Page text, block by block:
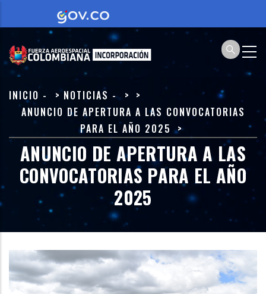
al
contenido
principal
SOBRESCRIBIR
ENLACES
DE
AYUDA
LA
NAVEGACIÓN
INICIO - NOTICIAS -
ANUNCIO DE APERTURA A LAS CONVOCATORIAS
PARA EL AÑO 2025
ANUNCIO DE APERTURA A LAS
CONVOCATORIAS PARA EL AÑO
2025